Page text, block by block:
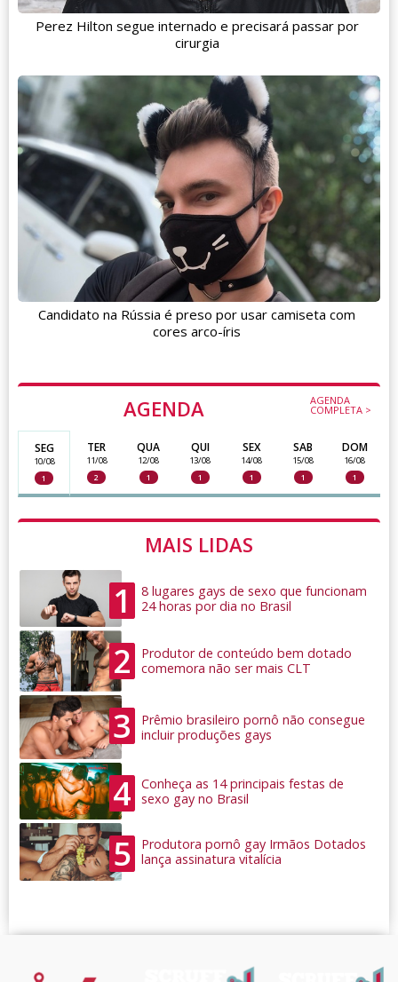
AGENDA AGENDA
COMPLETA >
SEG
10/08
1
TER
11/08
2
QUA
12/08
1
QUI
13/08
1
SEX
14/08
1
SAB
15/08
1
DOM
16/08
1
MAIS LIDAS
1
8 lugares gays de sexo que funcionam
24 horas por dia no Brasil
2
Produtor de conteúdo bem dotado
comemora não ser mais CLT
3
Prêmio brasileiro pornô não consegue
incluir produções gays
4
Conheça as 14 principais festas de
sexo gay no Brasil
5
Produtora pornô gay Irmãos Dotados
lança assinatura vitalícia
Perez Hilton segue internado e precisará passar por
cirurgia
Candidato na Rússia é preso por usar camiseta com
cores arco-íris